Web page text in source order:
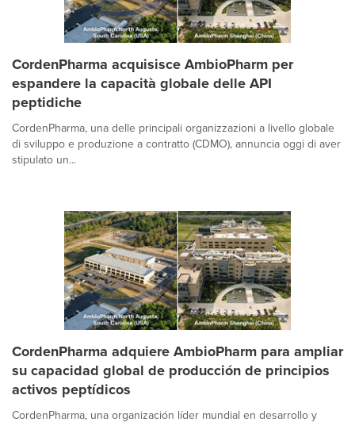
CordenPharma acquisisce AmbioPharm per
espandere la capacità globale delle API
peptidiche
CordenPharma, una delle principali organizzazioni a livello globale
di sviluppo e produzione a contratto (CDMO), annuncia oggi di aver
stipulato un...
CordenPharma adquiere AmbioPharm para ampliar
su capacidad global de producción de principios
activos peptídicos
CordenPharma, una organización líder mundial en desarrollo y